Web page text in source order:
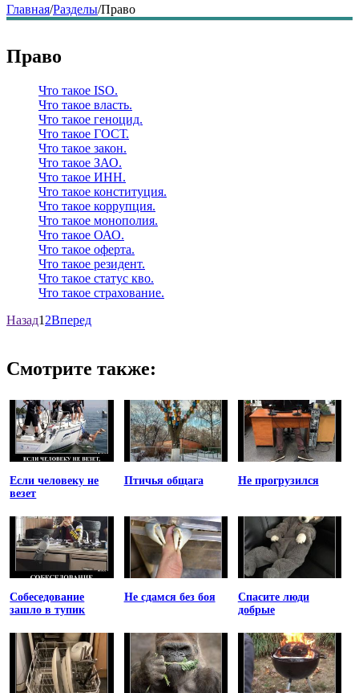
Главная/Разделы/Право
Право
Что такое ISO.
Что такое власть.
Что такое геноцид.
Что такое ГОСТ.
Что такое закон.
Что такое ЗАО.
Что такое ИНН.
Что такое конституция.
Что такое коррупция.
Что такое монополия.
Что такое ОАО.
Что такое оферта.
Что такое резидент.
Что такое статус кво.
Что такое страхование.
Назад1 2Вперед
Смотрите также:
Если человеку не
везет
Птичья общага Не прогрузился
Собеседование
зашло в тупик
Не сдамся без боя
Спасите люди
добрые